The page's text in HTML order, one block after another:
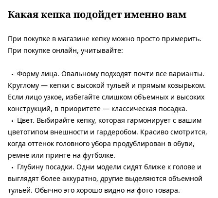
Какая кепка подойдет именно вам
При покупке в магазине кепку можно просто примерить.
При покупке онлайн, учитывайте:
Форму лица. Овальному подходят почти все варианты.
Круглому — кепки с высокой тульей и прямым козырьком.
Если лицо узкое, избегайте слишком объемных и высоких
конструкций, в приоритете — классическая посадка.
Цвет. Выбирайте кепку, которая гармонирует с вашим
цветотипом внешности и гардеробом. Красиво смотрится,
когда оттенок головного убора продублирован в обуви,
ремне или принте на футболке.
Глубину посадки. Одни модели сидят ближе к голове и
выглядят более аккуратно, другие выделяются объемной
тульей. Обычно это хорошо видно на фото товара.